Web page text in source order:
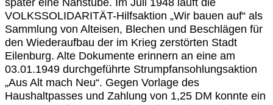
VOLKSSOLIDARITÄT-Hilfsaktion „Wir bauen auf“ als
Sammlung von Alteisen, Blechen und Beschlägen für
den Wiederaufbau der im Krieg zerstörten Stadt
Eilenburg. Alte Dokumente erinnern an eine am
03.01.1949 durchgeführte Strumpfansohlungsaktion
„Aus Alt mach Neu“. Gegen Vorlage des
Haushaltpasses und Zahlung von 1,25 DM konnte ein